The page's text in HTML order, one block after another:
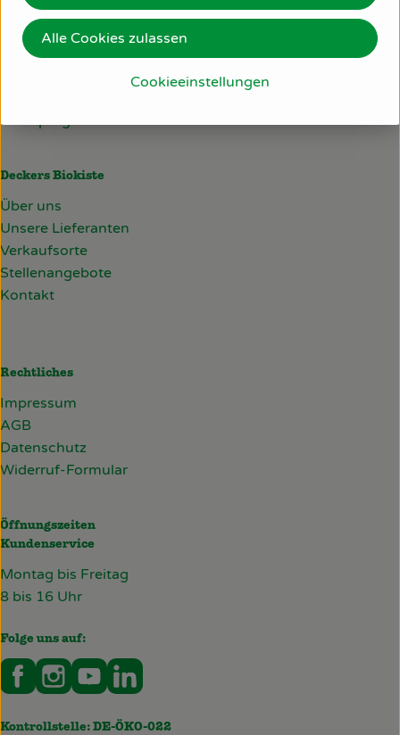
Über uns
Blog
Lieferservice
Häufige Fragen
Schulprogramm
Deckers Biokiste
Über uns
Unsere Lieferanten
Verkaufsorte
Stellenangebote
Kontakt
Rechtliches
Impressum
AGB
Datenschutz
Widerruf-Formular
Öffnungszeiten
Kundenservice
Montag bis Freitag
8 bis 16 Uhr
Folge uns auf:
Externer Link zu https://www.facebook.com/
Externer Link zu https://www.instagram.com/
Externer Link zu https://
Externer Link zu https://
Kontrollstelle: DE-ÖKO-022
Cookieeinstellungen
Alle Cookies zulassen